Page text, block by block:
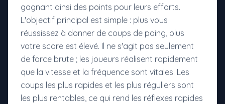
gagnant ainsi des points pour leurs efforts.
L'objectif principal est simple : plus vous
réussissez à donner de coups de poing, plus
votre score est élevé. Il ne s'agit pas seulement
de force brute ; les joueurs réalisent rapidement
que la vitesse et la fréquence sont vitales. Les
coups les plus rapides et les plus réguliers sont
les plus rentables, ce qui rend les réflexes rapides